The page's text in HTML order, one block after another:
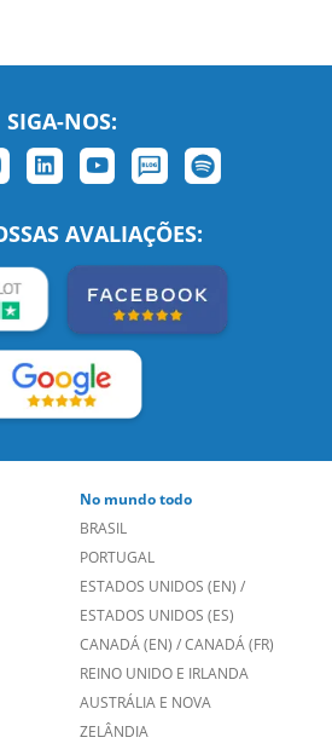
SIGA-NOS:
AVALIAÇÕES:
PORTUGAL
ESTADOS UNIDOS (EN)
ESTADOS UNIDOS (ES)
CANADÁ (EN)/CANADÁ (FR)
REINO UNIDO E IRLANDA
AUSTRÁLIA E NOVA
ZELÂNDIA
ALEMANHA
ESPANHA